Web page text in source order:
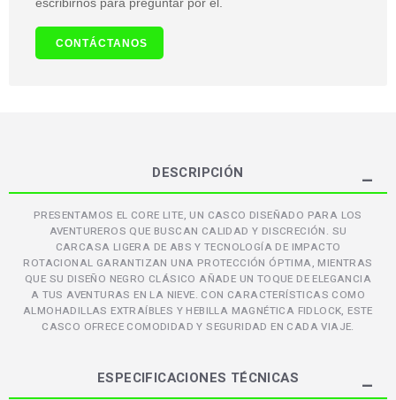
CONTÁCTANOS
DESCRIPCIÓN
PRESENTAMOS EL CORE LITE, UN CASCO DISEÑADO PARA LOS
AVENTUREROS QUE BUSCAN CALIDAD Y DISCRECIÓN. SU
CARCASA LIGERA DE ABS Y TECNOLOGÍA DE IMPACTO
ROTACIONAL GARANTIZAN UNA PROTECCIÓN ÓPTIMA, MIENTRAS
QUE SU DISEÑO NEGRO CLÁSICO AÑADE UN TOQUE DE ELEGANCIA
A TUS AVENTURAS EN LA NIEVE. CON CARACTERÍSTICAS COMO
ALMOHADILLAS EXTRAÍBLES Y HEBILLA MAGNÉTICA FIDLOCK, ESTE
CASCO OFRECE COMODIDAD Y SEGURIDAD EN CADA VIAJE.
ESPECIFICACIONES TÉCNICAS